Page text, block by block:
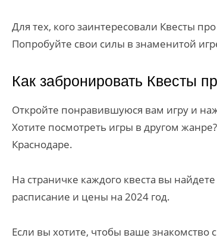
Для тех, кого заинтересовали Квесты
Попробуйте свои силы в знаменитой
Как забронировать Квесты
Откройте понравившуюся вам игру и
Хотите посмотреть игры в другом
Краснодаре.
На страничке каждого квеста вы
расписание и цены на 2024 год.
Если вы хотите, чтобы ваше